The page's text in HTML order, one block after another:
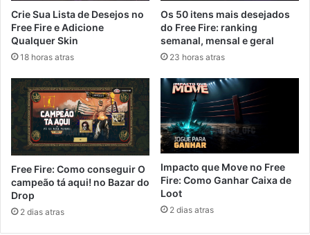
Crie Sua Lista de Desejos no
Free Fire e Adicione
Qualquer Skin
18 horas atras
Os 50 itens mais desejados
do Free Fire: ranking
semanal, mensal e geral
23 horas atras
Free Fire: Como conseguir O
campeão tá aqui! no Bazar do
Drop
2 dias atras
Impacto que Move no Free
Fire: Como Ganhar Caixa de
Loot
2 dias atras